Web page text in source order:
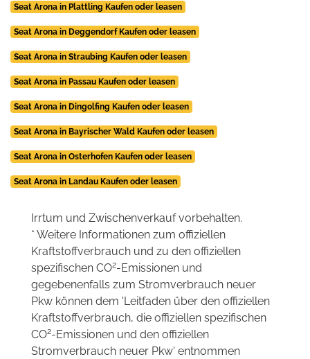
Seat Arona in Plattling Kaufen oder leasen
Seat Arona in Deggendorf Kaufen oder leasen
Seat Arona in Straubing Kaufen oder leasen
Seat Arona in Passau Kaufen oder leasen
Seat Arona in Dingolfing Kaufen oder leasen
Seat Arona in Bayrischer Wald Kaufen oder leasen
Seat Arona in Osterhofen Kaufen oder leasen
Seat Arona in Landau Kaufen oder leasen
Irrtum und Zwischenverkauf vorbehalten.
* Weitere Informationen zum offiziellen
Kraftstoffverbrauch und zu den offiziellen
spezifischen CO2-Emissionen und
gegebenenfalls zum Stromverbrauch neuer
Pkw können dem 'Leitfaden über den offiziellen
Kraftstoffverbrauch, die offiziellen spezifischen
CO2-Emissionen und den offiziellen
Stromverbrauch neuer Pkw' entnommen